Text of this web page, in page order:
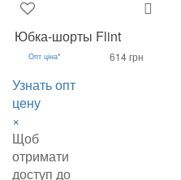
Юбка-шорты Flint
Опт ціна*
Узнать опт
цену
×
Щоб
отримати
доступ до
614 грн